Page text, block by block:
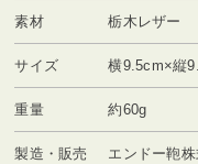
素材 栃木レザー
サイズ 横9.5cm×縦
重量 約60g
製造・販売 エンドー鞄